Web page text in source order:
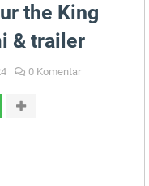
the King
& trailer
0 Komentar